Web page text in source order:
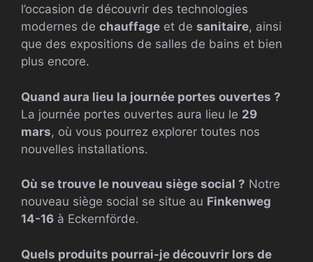
l’occasion de découvrir des technologies
modernes de chauffage et de sanitaire, ainsi
que des expositions de salles de bains et bien
plus encore.
Quand aura lieu la journée portes ouvertes ?
La journée portes ouvertes aura lieu le 29
mars, où vous pourrez explorer toutes nos
nouvelles installations.
Où se trouve le nouveau siège social ? Notre
nouveau siège social se situe au Finkenweg
14-16 à Eckernförde.
Quels produits pourrai-je découvrir lors de